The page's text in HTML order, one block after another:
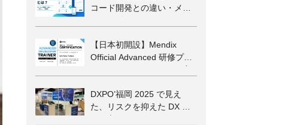
コード開発との違い・メリ
【日本初開設】Mendix
Official Advanced 研修プロ
DXPO’福岡 2025 で見え
た、リスクを抑えた DX の